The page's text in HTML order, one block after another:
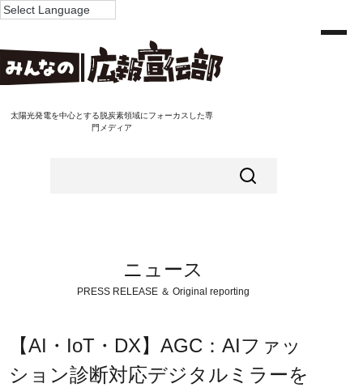
太陽光発電を中心とする脱炭素領域にフォーカスした専
門メディア
ニュース
PRESS RELEASE ＆ Original reporting
【AI・IoT・DX】AGC：AIファッ
ション診断対応デジタルミラーを